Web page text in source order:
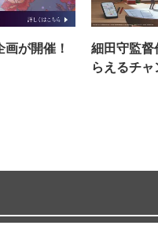
が開催！
細田守監
らえるチャ